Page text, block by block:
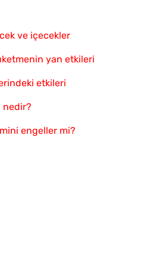
ve içecekler
yan etkileri
etkileri
nedir?
engeller mi?